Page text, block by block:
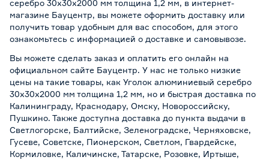
серебро 30х30х2000 мм толщина 1,2 мм, в интернет-
магазине Бауцентр, вы можете оформить доставку или
получить товар удобным для вас способом, для этого
ознакомьтесь с информацией о доставке и самовывозе.
Вы можете сделать заказ и оплатить его онлайн на
официальном сайте Бауцентр. У нас не только низкие
цены на такие товары, как Уголок алюминиевый серебро
30х30х2000 мм толщина 1,2 мм, но и быстрая доставка по
Калининграду, Краснодару, Омску, Новороссийску,
Пушкино. Также доступна доставка до пункта выдачи в
Светлогорске, Балтийске, Зеленоградске, Черняховске,
Гусеве, Советске, Пионерском, Светлом, Гвардейске,
Кормиловке, Каличинске, Татарске, Розовке, Иртыше,